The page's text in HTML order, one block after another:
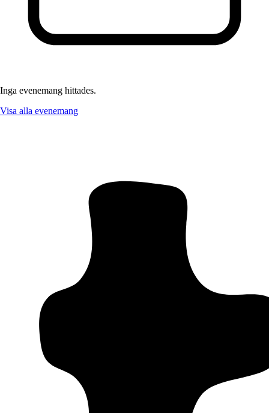
Inga evenemang hittades.
Visa alla evenemang